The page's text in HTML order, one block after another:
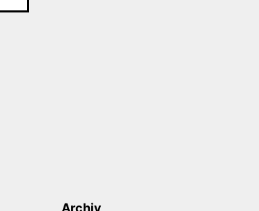
Archiv